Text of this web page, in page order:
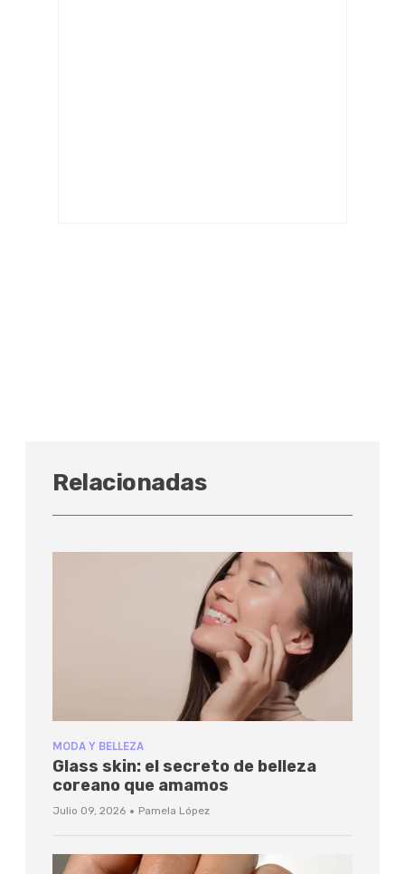
Relacionadas
MODA Y BELLEZA
Glass skin: el secreto de belleza
coreano que amamos
Julio 09, 2026 · Pamela López